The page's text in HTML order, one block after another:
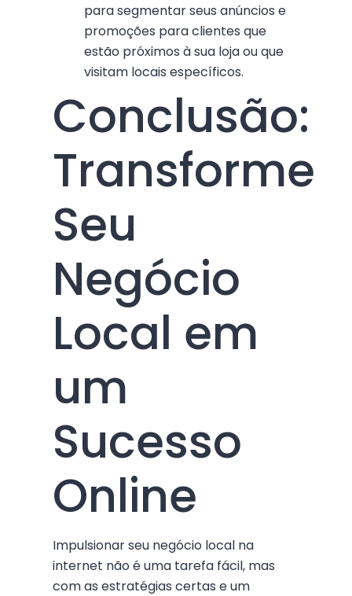
para segmentar seus anúncios e
promoções para clientes que
estão próximos à sua loja ou que
visitam locais específicos.
Conclusão:
Transforme
Seu
Negócio
Local em
um
Sucesso
Online
Impulsionar seu negócio local na
internet não é uma tarefa fácil, mas
com as estratégias certas e um